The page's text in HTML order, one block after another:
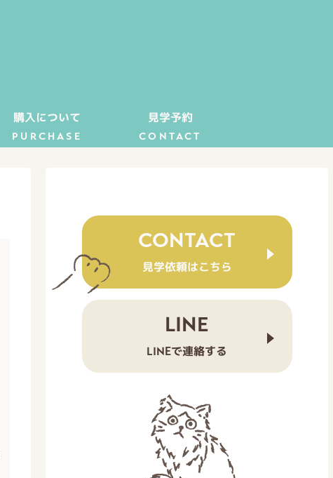
購入について
PURCHASE
見学予約
CONTACT
CONTACT
見学依頼はこちら
LINE
LINEで連絡する